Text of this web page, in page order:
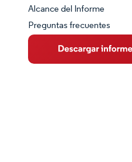
Visión General del
Tendencias
Alcance del Informe
Preguntas frecuentes